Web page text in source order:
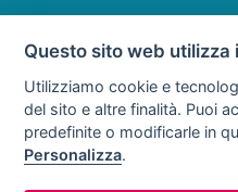
Copyright © Tutti
Soggetto sottoposto a direzione e
via A. Costa n° 2 -
Questo sito web utilizza
Utilizziamo cookie e
del sito e altre finalità. Puoi
predefinite o modificarle in
Personalizza.